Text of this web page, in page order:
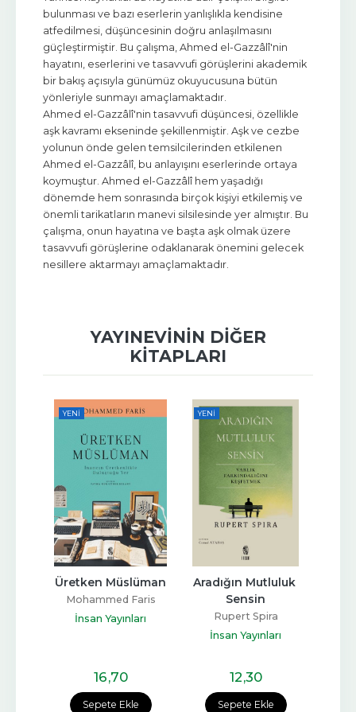
bulunması ve bazı eserlerin yanlışlıkla kendisine
atfedilmesi, düşüncesinin doğru anlaşılmasını
güçleştirmiştir. Bu çalışma, Ahmed el-Gazzâlî'nin
hayatını, eserlerini ve tasavvufi görüşlerini akademik
bir bakış açısıyla günümüz okuyucusuna bütün
yönleriyle sunmayı amaçlamaktadır.
Ahmed el-Gazzâlî'nin tasavvufi düşüncesi, özellikle
aşk kavramı ekseninde şekillenmiştir. Aşk ve cezbe
yolunun önde gelen temsilcilerinden etkilenen
Ahmed el-Gazzâlî, bu anlayışını eserlerinde ortaya
koymuştur. Ahmed el-Gazzâlî hem yaşadığı
dönemde hem sonrasında birçok kişiyi etkilemiş ve
önemli tarikatların manevi silsilesinde yer almıştır. Bu
çalışma, onun hayatına ve başta aşk olmak üzere
tasavvufi görüşlerine odaklanarak önemini gelecek
nesillere aktarmayı amaçlamaktadır.
YAYINEVININ DIĞER
KITAPLARI
YENI
Sepete Ekle
Üretken Müslüman
Mohammed Faris
İnsan Yayınları
16,70
YENI
Sepete Ekle
Aradığın Mutluluk
Sensin
Rupert Spira
İnsan Yayınları
12,30